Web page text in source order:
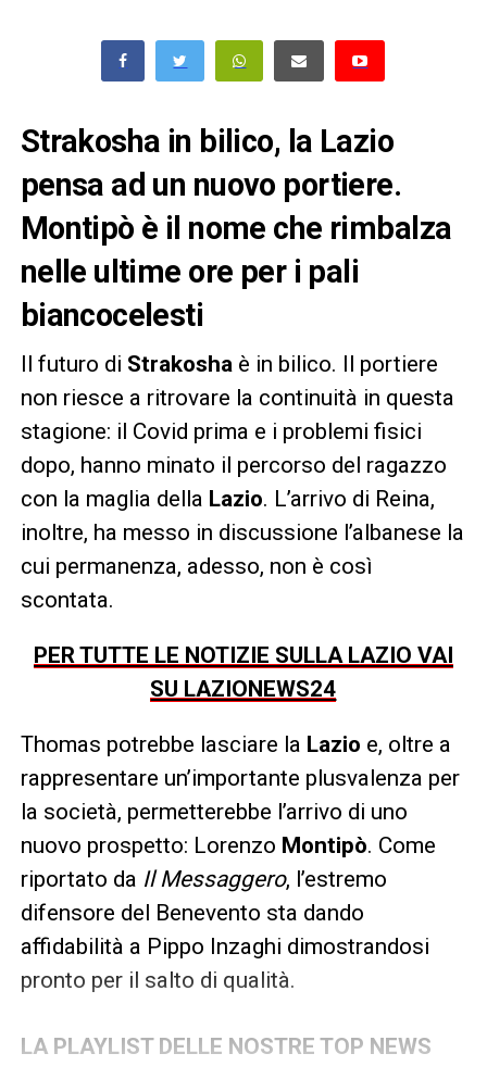
Strakosha in bilico, la Lazio
pensa ad un nuovo portiere.
Montipò è il nome che rimbalza
nelle ultime ore per i pali
biancocelesti
Il futuro di Strakoshaè in bilico. Il portiere
non riesce a ritrovare la continuità in questa
stagione: il Covid prima e i problemi fisici
dopo, hanno minato il percorso del ragazzo
con la maglia della Lazio. L’arrivo di Reina,
inoltre, ha messo in discussione l’albanese la
cui permanenza, adesso, non è così
scontata.
PER TUTTE LE NOTIZIE SULLA LAZIO VAI
SU LAZIONEWS24
Thomas potrebbe lasciare la Lazio e, oltre a
rappresentare un’importante plusvalenza per
la società, permetterebbe l’arrivo di uno
nuovo prospetto: Lorenzo Montipò. Come
riportato da Il Messaggero, l’estremo
difensore del Benevento sta dando
affidabilità a Pippo Inzaghi dimostrandosi
pronto per il salto di qualità.
LA PLAYLIST DELLE NOSTRE TOP NEWS